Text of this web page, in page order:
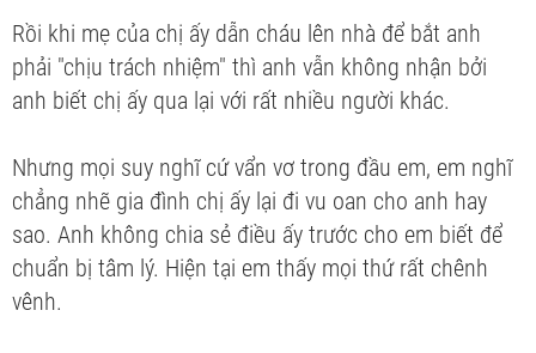
Rồi khi mẹ của chị ấy dẫn cháu lên nhà để bắt anh
phải "chịu trách nhiệm" thì anh vẫn không nhận bởi
anh biết chị ấy qua lại với rất nhiều người khác.
Nhưng mọi suy nghĩ cứ vẩn vơ trong đầu em, em nghĩ
chẳng nhẽ gia đình chị ấy lại đi vu oan cho anh hay
sao. Anh không chia sẻ điều ấy trước cho em biết để
chuẩn bị tâm lý. Hiện tại em thấy mọi thứ rất chênh
vênh.